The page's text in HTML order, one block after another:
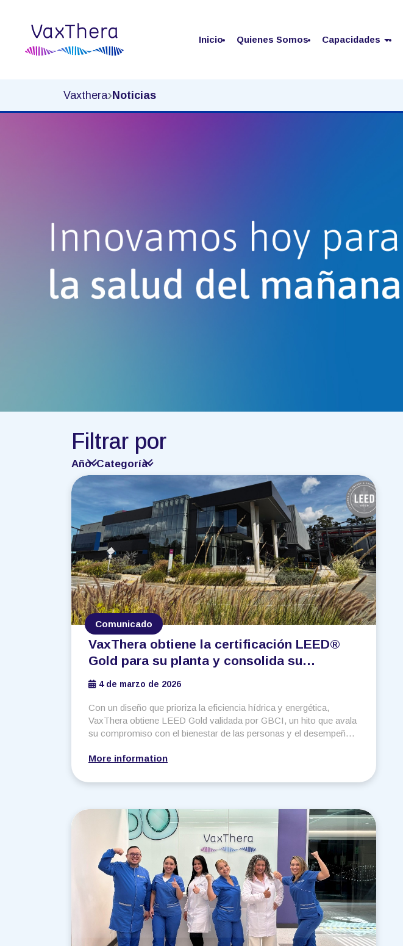
Inicio Quienes Somos Capacidades
NoticiasVaxthera›Noticias
Filtrar por
Año Categoría
Comunicado
VaxThera obtiene la certificación LEED®
Gold para su planta y consolida su
compromiso con la sostenibilidad.
4 de marzo de 2026
Con un diseño que prioriza la eficiencia hídrica y energética,
VaxThera obtiene LEED Gold validada por GBCI, un hito que avala
su compromiso con el bienestar de las personas y el desempeño
More information